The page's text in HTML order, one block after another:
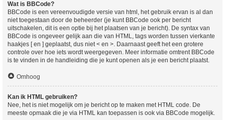
Wat is BBCode?
BBCode is een vereenvoudigde versie van html, het gebruik ervan is al dan
niet toegestaan door de beheerder (je kunt BBCode ook per bericht
uitschakelen, dit is een optie bij het plaatsen van je bericht). De syntax van
BBCode is ongeveer gelijk aan die van HTML, tags worden tussen vierkante
haakjes [ en ] geplaatst, dus niet < en >. Daarnaast geeft het een grotere
controle over hoe iets wordt weergegeven. Meer informatie omtrent BBCode
is te vinden in de handleiding die je kunt openen als je een bericht plaatst.
Omhoog
Kan ik HTML gebruiken?
Nee, het is niet mogelijk om je bericht op te maken met HTML code. De
meeste opmaak die je via HTML kan toepassen is ook via BBCode mogelijk.